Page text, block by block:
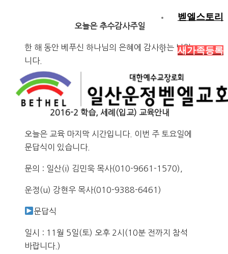
벧엘스토리
새가족등록
오늘은 추수감사주일
한 해 동안 베푸신 하나님의 은혜에 감사하는 날입
니다.
추수감사헌금은 일반헌금과 함께 하시면 됩니다.
2016-2 학습, 세례(입교) 교육안내
오늘은 교육 마지막 시간입니다. 이번 주 토요일에
문답식이 있습니다.
문의 : 일산(i) 김민욱 목사(010-9661-1570),
운정(u) 강현우 목사(010-9388-6461)
문답식
일시 : 11월 5일(토) 오후 2시(10분 전까지 참석
바랍니다.)